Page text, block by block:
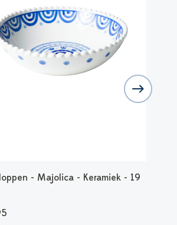
- Majolica - Keramiek - 19